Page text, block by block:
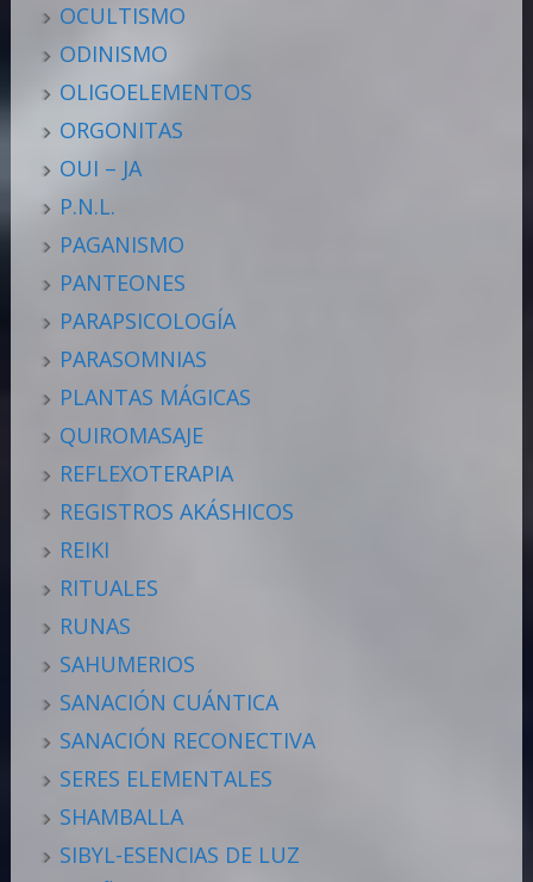
OCULTISMO
ODINISMO
OLIGOELEMENTOS
ORGONITAS
OUI – JA
P.N.L.
PAGANISMO
PANTEONES
PARAPSICOLOGÍA
PARASOMNIAS
PLANTAS MÁGICAS
QUIROMASAJE
REFLEXOTERAPIA
REGISTROS AKÁSHICOS
REIKI
RITUALES
RUNAS
SAHUMERIOS
SANACIÓN CUÁNTICA
SANACIÓN RECONECTIVA
SERES ELEMENTALES
SHAMBALLA
SIBYL-ESENCIAS DE LUZ